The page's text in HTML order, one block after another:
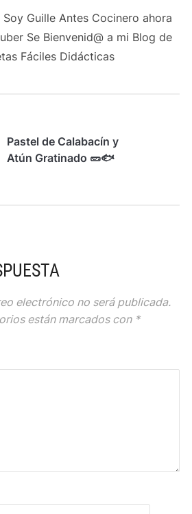
Soy Guille Antes Cocinero ahora
Se Bienvenid@ a mi Blog de
Fáciles Didácticas
Pastel de Calabacín y
Atún Gratinado 🥒🐟
electrónico no será publicada.
están marcados con *